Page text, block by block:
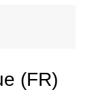
(FR)